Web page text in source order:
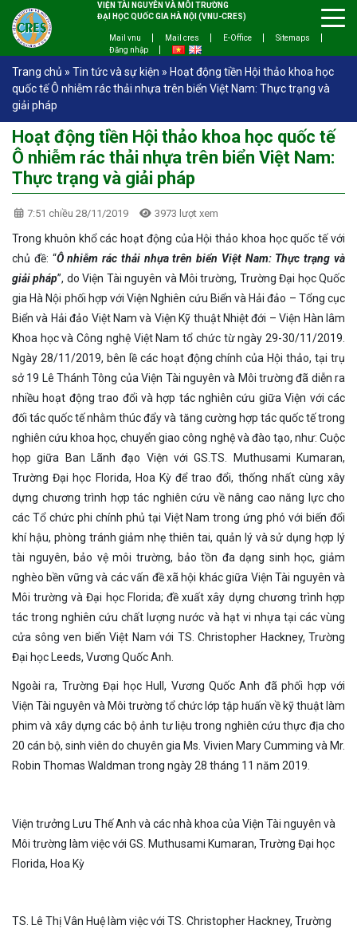
VIỆN TÀI NGUYÊN VÀ MÔI TRƯỜNG
ĐẠI HỌC QUỐC GIA HÀ NỘI (VNU-CRES)
Mail vnu Mail cres E-Office
Sitemaps
Đăng nhập
Trang chủ » Tin tức và sự kiện » Hoạt động tiền Hội thảo khoa học
quốc tế Ô nhiễm rác thải nhựa trên biển Việt Nam: Thực trạng và
giải pháp
Hoạt động tiền Hội thảo khoa học quốc tế
Ô nhiễm rác thải nhựa trên biển Việt Nam:
Thực trạng và giải pháp
7:51 chiều 28/11/2019 3973 lượt xem
Trong khuôn khổ các hoạt động của Hội thảo khoa học quốc tế với
chủ đề: “Ô nhiễm rác thải nhựa trên biển Việt Nam: Thực trạng và
giải pháp”, do Viện Tài nguyên và Môi trường, Trường Đại học Quốc
gia Hà Nội phối hợp với Viện Nghiên cứu Biển và Hải đảo – Tổng cục
Biển và Hải đảo Việt Nam và Viện Kỹ thuật Nhiệt đới – Viện Hàn lâm
Khoa học và Công nghệ Việt Nam tổ chức từ ngày 29-30/11/2019.
Ngày 28/11/2019, bên lề các hoạt động chính của Hội thảo, tại trụ
sở 19 Lê Thánh Tông của Viện Tài nguyên và Môi trường đã diễn ra
nhiều hoạt động trao đổi và hợp tác nghiên cứu giữa Viện với các
đối tác quốc tế nhằm thúc đẩy và tăng cường hợp tác quốc tế trong
nghiên cứu khoa học, chuyển giao công nghệ và đào tạo, như: Cuộc
họp giữa Ban Lãnh đạo Viện với GS.TS. Muthusami Kumaran,
Trường Đại học Florida, Hoa Kỳ để trao đổi, thống nhất cùng xây
dựng chương trình hợp tác nghiên cứu về nâng cao năng lực cho
các Tổ chức phi chính phủ tại Việt Nam trong ứng phó với biến đổi
khí hậu, phòng tránh giảm nhẹ thiên tai, quản lý và sử dụng hợp lý
tài nguyên, bảo vệ môi trường, bảo tồn đa dạng sinh học, giảm
nghèo bền vững và các vấn đề xã hội khác giữa Viện Tài nguyên và
Môi trường và Đại học Florida; đề xuất xây dựng chương trình hợp
tác trong nghiên cứu chất lượng nước và hạt vi nhựa tại các vùng
cửa sông ven biển Việt Nam với TS. Christopher Hackney, Trường
Đại học Leeds, Vương Quốc Anh.
Ngoài ra, Trường Đại học Hull, Vương Quốc Anh đã phối hợp với
Viện Tài nguyên và Môi trường tổ chức lớp tập huấn về kỹ thuật làm
phim và xây dựng các bộ ảnh tư liệu trong nghiên cứu thực địa cho
20 cán bộ, sinh viên do chuyên gia Ms. Vivien Mary Cumming và Mr.
Robin Thomas Waldman trong ngày 28 tháng 11 năm 2019.
Viện trưởng Lưu Thế Anh và các nhà khoa của Viện Tài nguyên và
Môi trường làm việc với GS. Muthusami Kumaran, Trường Đại học
Florida, Hoa Kỳ
TS. Lê Thị Vân Huệ làm việc với TS. Christopher Hackney, Trường